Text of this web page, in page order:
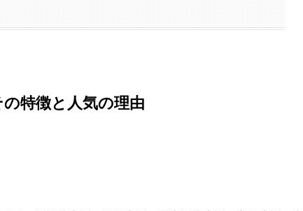
特徴と人気の理由